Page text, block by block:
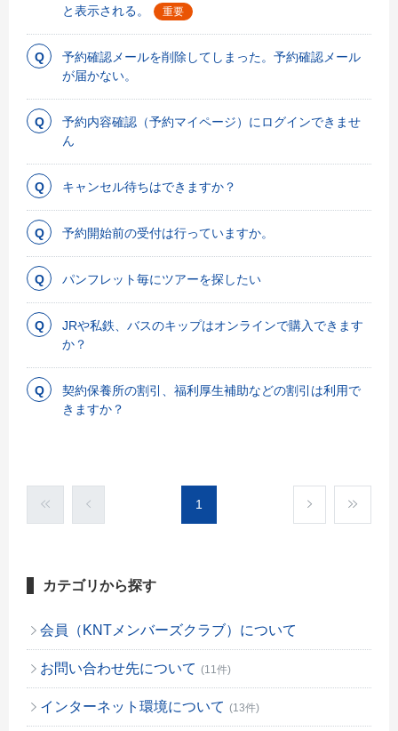
と表示される。
重要
予約確認メールを削除してしまった。予約確認メール
が届かない。
予約内容確認（予約マイページ）にログインできませ
ん
キャンセル待ちはできますか？
予約開始前の受付は行っていますか。
パンフレット毎にツアーを探したい
JRや私鉄、バスのキップはオンラインで購入できます
か？
契約保養所の割引、福利厚生補助などの割引は利用で
きますか？
1
カテゴリから探す
会員（KNTメンバーズクラブ）について
お問い合わせ先について (11件)
インターネット環境について (13件)